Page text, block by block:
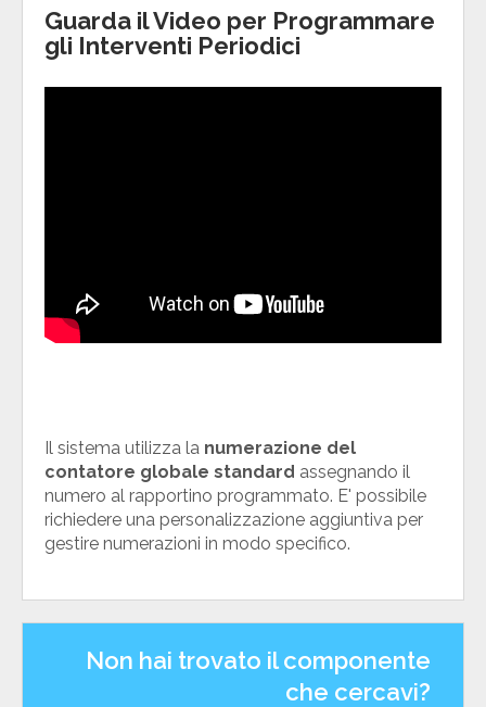
Guarda il Video per Programmare
gli Interventi Periodici
Il sistema utilizza la numerazione del
contatore globale standard assegnando il
numero al rapportino programmato. E' possibile
richiedere una personalizzazione aggiuntiva per
gestire numerazioni in modo specifico.
Non hai trovato il componente
che cercavi?